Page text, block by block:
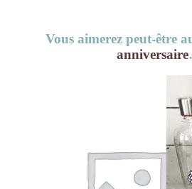
Vous aimerez peut-être
anniversaire